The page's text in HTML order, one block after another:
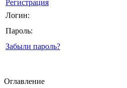
Регистрация
Логин:
Пароль:
Забыли пароль?
Оглавление